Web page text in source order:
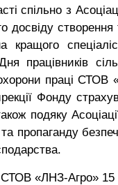
спільно з
досвіду
працівників
праці
Фонду
подяку
пропаганду
«ЛНЗ-Агро» 15